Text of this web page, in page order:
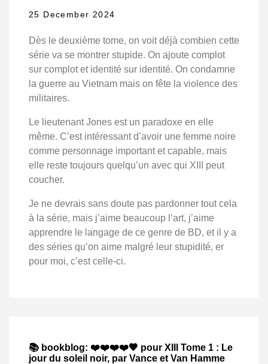
25 December 2024
Dès le deuxième tome, on voit déjà combien cette
série va se montrer stupide. On ajoute complot
sur complot et identité sur identité. On condamne
la guerre au Vietnam mais on fête la violence des
militaires.
Le lieutenant Jones est un paradoxe en elle
même. C’est intéressant d’avoir une femme noire
comme personnage important et capable, mais
elle reste toujours quelqu’un avec qui XIII peut
coucher.
Je ne devrais sans doute pas pardonner tout cela
à la série, mais j’aime beaucoup l’art, j’aime
apprendre le langage de ce genre de BD, et il y a
des séries qu’on aime malgré leur stupidité, er
pour moi, c’est celle-ci.
📚 bookblog: ❤️❤️❤️❤️🖤 pour XIII Tome 1 : Le
jour du soleil noir, par Vance et Van Hamme